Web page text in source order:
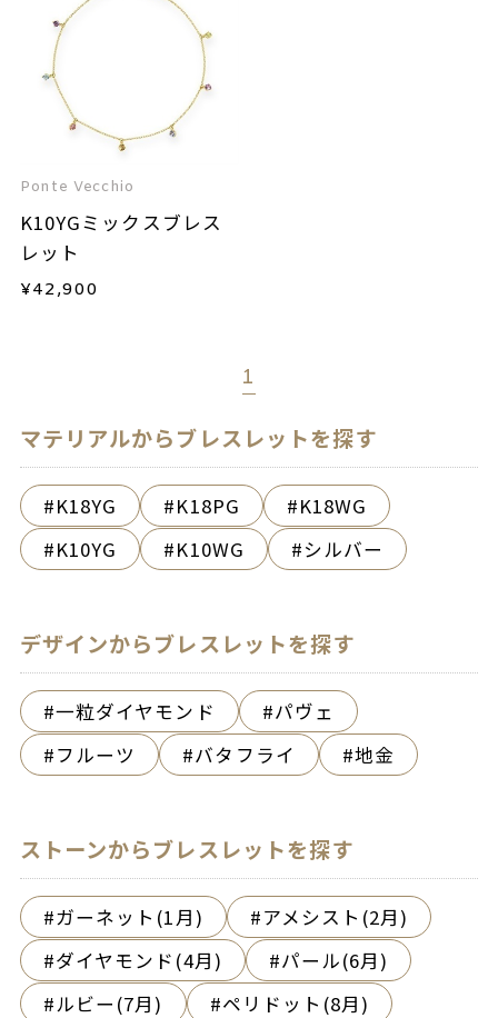
Ponte Vecchio
K10YGミックスブレス
レット
¥42,900
1
マテリアルからブレスレットを探す
K18YG K18PG
K18WG
K10YG
K10WG シルバー
デザインからブレスレットを探す
一粒ダイヤモンド
パヴェ
フルーツ
バタフライ 地金
ストーンからブレスレットを探す
ガーネット(1月)
アメシスト(2月)
ダイヤモンド(4月)
パール(6月)
ルビー(7月)
ペリドット(8月)